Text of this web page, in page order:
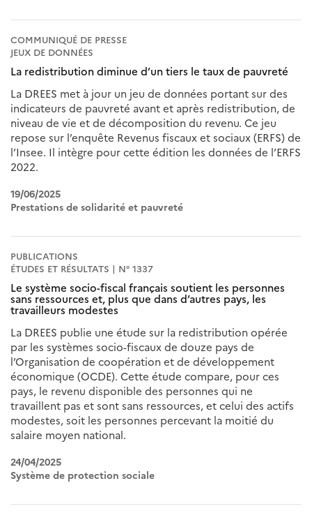
COMMUNIQUÉ DE PRESSE
JEUX DE DONNÉES
La redistribution diminue d’un tiers le taux de pauvreté
La DREES met à jour un jeu de données portant sur des
indicateurs de pauvreté avant et après redistribution, de
niveau de vie et de décomposition du revenu. Ce jeu
repose sur l’enquête Revenus fiscaux et sociaux (ERFS) de
l’Insee. Il intègre pour cette édition les données de l’ERFS
2022.
19/06/2025
Prestations de solidarité et pauvreté
PUBLICATIONS
ÉTUDES ET RÉSULTATS | N° 1337
Le système socio-fiscal français soutient les personnes
sans ressources et, plus que dans d’autres pays, les
travailleurs modestes
La DREES publie une étude sur la redistribution opérée
par les systèmes socio-fiscaux de douze pays de
l’Organisation de coopération et de développement
économique (OCDE). Cette étude compare, pour ces
pays, le revenu disponible des personnes qui ne
travaillent pas et sont sans ressources, et celui des actifs
modestes, soit les personnes percevant la moitié du
salaire moyen national.
24/04/2025
Système de protection sociale